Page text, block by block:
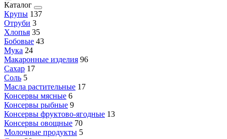
Каталог
Крупы 137
Отруби 3
Хлопья 35
Бобовые 43
Мука 24
Макаронные изделия 96
Сахар 17
Соль 5
Масла растительные 17
Консервы мясные 6
Консервы рыбные 9
Консервы фруктово-ягодные 13
Консервы овощные 70
Молочные продукты 5